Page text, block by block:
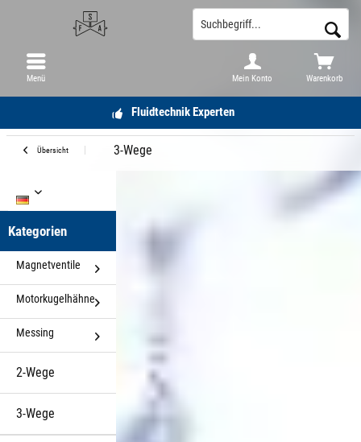
Fluidtechnik Experten
Warenkorb
Mein Konto
Menü
Übersicht 3-Wege
Kategorien
Magnetventile
Motorkugelhähne
Messing
2-Wege
3-Wege